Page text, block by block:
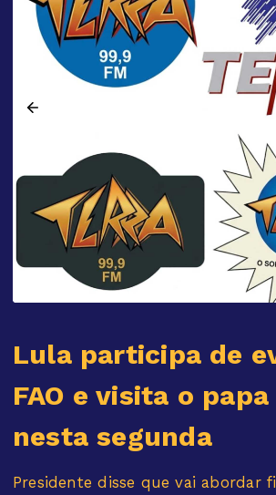
Lula participa de
FAO e visita o
nesta segunda
Presidente disse que vai abordar